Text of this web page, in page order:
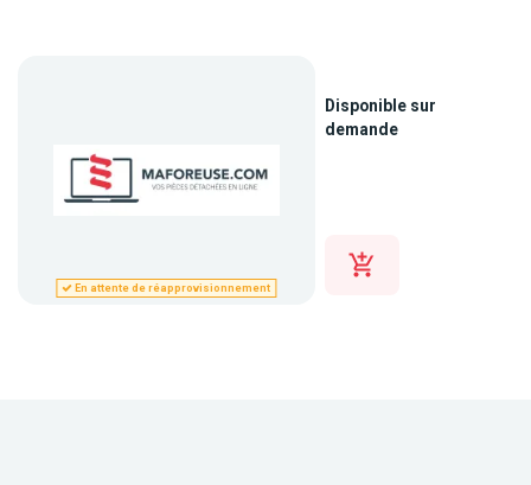
En attente de réapprovisionnement
Disponible sur
demande